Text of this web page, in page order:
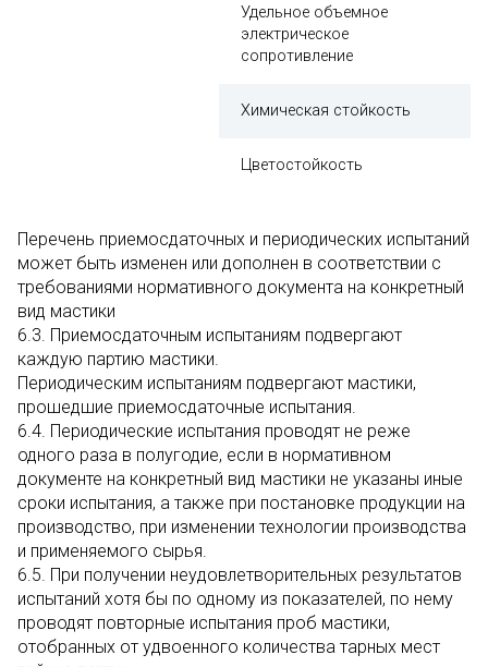
Удельное объемное
электрическое
сопротивление
Химическая стойкость
Цветостойкость
Перечень приемосдаточных и периодических испытаний
может быть изменен или дополнен в соответствии с
требованиями нормативного документа на конкретный
вид мастики
6.3. Приемосдаточным испытаниям подвергают
каждую партию мастики.
Периодическим испытаниям подвергают мастики,
прошедшие приемосдаточные испытания.
6.4. Периодические испытания проводят не реже
одного раза в полугодие, если в нормативном
документе на конкретный вид мастики не указаны иные
сроки испытания, а также при постановке продукции на
производство, при изменении технологии производства
и применяемого сырья.
6.5. При получении неудовлетворительных результатов
испытаний хотя бы по одному из показателей, по нему
проводят повторные испытания проб мастики,
отобранных от удвоенного количества тарных мест